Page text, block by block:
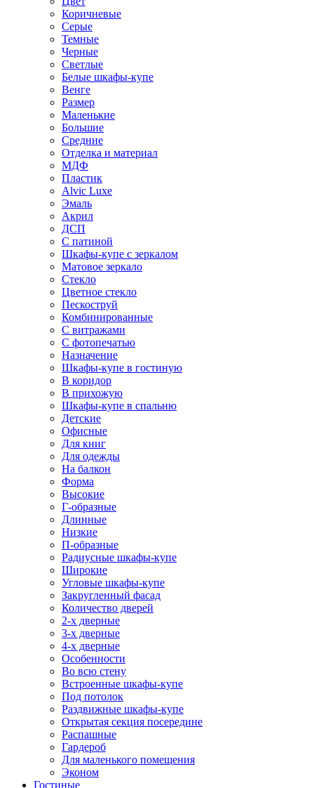
Коричневые
Серые
Темные
Черные
Светлые
Белые шкафы-купе
Венге
Размер
Маленькие
Большие
Средние
Отделка и материал
МДФ
Пластик
Alvic Luxe
Эмаль
Акрил
ДСП
С патиной
Шкафы-купе с зеркалом
Матовое зеркало
Стекло
Цветное стекло
Пескоструй
Комбинированные
С витражами
С фотопечатью
Назначение
Шкафы-купе в гостиную
В коридор
В прихожую
Шкафы-купе в спальню
Детские
Офисные
Для книг
Для одежды
На балкон
Форма
Высокие
Г-образные
Длинные
Низкие
П-образные
Радиусные шкафы-купе
Широкие
Угловые шкафы-купе
Закругленный фасад
Количество дверей
2-х дверные
3-х дверные
4-х дверные
Особенности
Во всю стену
Встроенные шкафы-купе
Под потолок
Раздвижные шкафы-купе
Открытая секция посередине
Распашные
Гардероб
Для маленького помещения
Эконом
Гостиные